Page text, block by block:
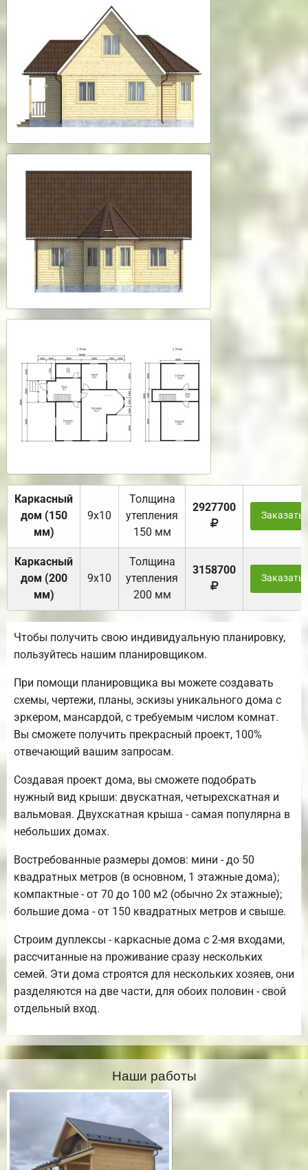
Каркасный
дом (150
мм)
9х10
Толщина
утепления
150 мм
2927700
Заказать
Каркасный
дом (200
мм)
9х10
Толщина
утепления
200 мм
3158700
Заказать
Чтобы получить свою индивидуальную планировку,
пользуйтесь нашим планировщиком.
При помощи планировщика вы можете создавать
схемы, чертежи, планы, эскизы уникального дома с
эркером, мансардой, с требуемым числом комнат.
Вы сможете получить прекрасный проект, 100%
отвечающий вашим запросам.
Создавая проект дома, вы сможете подобрать
нужный вид крыши: двускатная, четырехскатная и
вальмовая. Двухскатная крыша - самая популярна в
небольших домах.
Востребованные размеры домов: мини - до 50
квадратных метров (в основном, 1 этажные дома);
компактные - от 70 до 100 м2 (обычно 2х этажные);
большие дома - от 150 квадратных метров и свыше.
Строим дуплексы - каркасные дома с 2-мя входами,
рассчитанные на проживание сразу нескольких
семей. Эти дома строятся для нескольких хозяев, они
разделяются на две части, для обоих половин - свой
отдельный вход.
Наши работы